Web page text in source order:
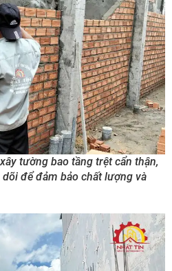
tường bao tầng trệt cẩn thận,
để đảm bảo chất lượng và